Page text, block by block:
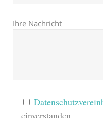
Ihre Nachricht